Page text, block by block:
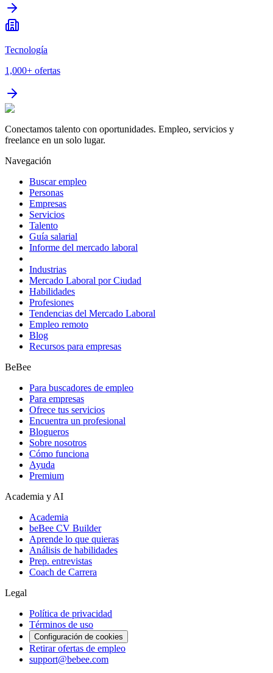
Tecnología
1,000+ ofertas
Conectamos talento con oportunidades. Empleo, servicios y
freelance en un solo lugar.
Navegación
Buscar empleo
Personas
Empresas
Servicios
Talento
Guía salarial
Informe del mercado laboral
Industrias
Mercado Laboral por Ciudad
Habilidades
Profesiones
Tendencias del Mercado Laboral
Empleo remoto
Blog
Recursos para empresas
BeBee
Para buscadores de empleo
Para empresas
Ofrece tus servicios
Encuentra un profesional
Blogueros
Sobre nosotros
Cómo funciona
Ayuda
Premium
Academia y AI
Academia
beBee CV Builder
Aprende lo que quieras
Análisis de habilidades
Prep. entrevistas
Coach de Carrera
Legal
Política de privacidad
Términos de uso
Configuración de cookies
Retirar ofertas de empleo
support@bebee.com